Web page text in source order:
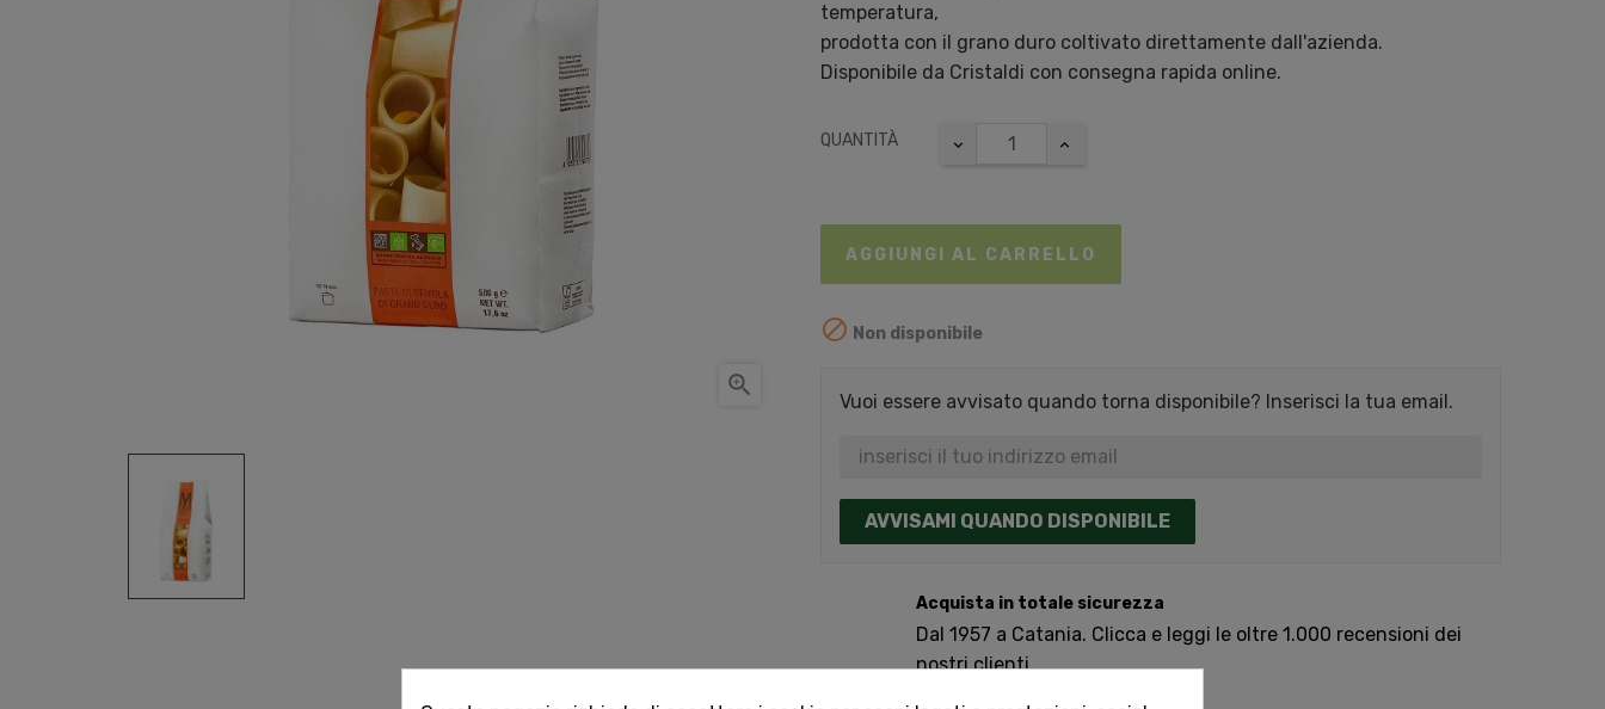

temperatura,
prodotta con il grano duro coltivato direttamente dall'azienda.
Disponibile da Cristaldi con consegna rapida online.
QUANTITÀ
AGGIUNGI AL CARRELLO
 Non disponibile
Vuoi essere avvisato quando torna disponibile? Inserisci la tua email.
AVVISAMI QUANDO DISPONIBILE
Acquista in totale sicurezza
Dal 1957 a Catania. Clicca e leggi le oltre 1.000 recensioni dei
nostri clienti.